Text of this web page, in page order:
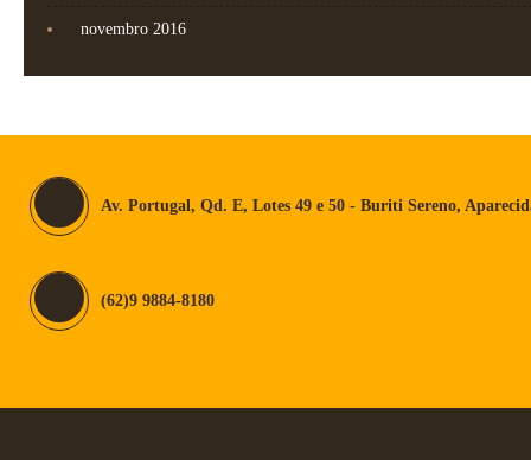
novembro 2016
Av. Portugal, Qd. E, Lotes 49 e 50 - Buriti Sereno,
(62)9 9884-8180